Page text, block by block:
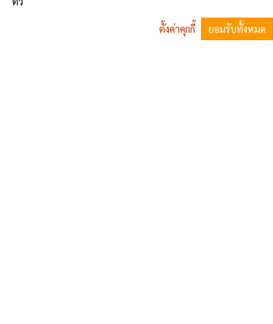
ตั้งค่าคุกกี้ ยอมรับทั้งหมด